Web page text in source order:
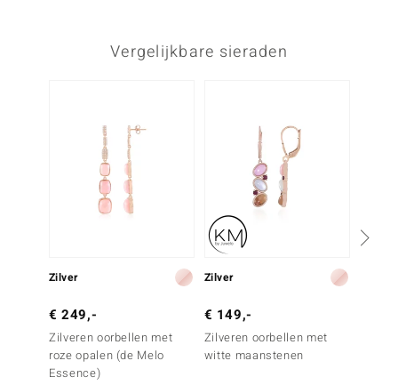
Collection
Vergelijkbare sieraden
Zilver
€ 249,-
Zilveren oorbellen met
roze opalen (de Melo
Essence)
Zilver
€ 149,-
Zilveren oorbellen met
witte maanstenen